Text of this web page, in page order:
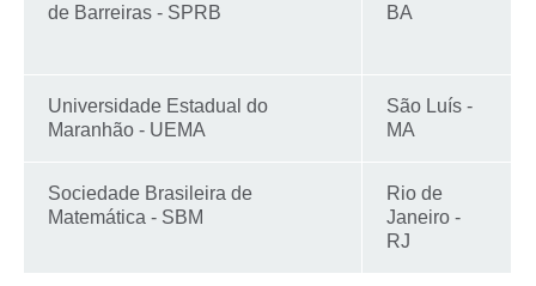
de Barreiras - SPRB
BA
Universidade Estadual do
Maranhão - UEMA
São Luís -
MA
Sociedade Brasileira de
Matemática - SBM
Rio de
Janeiro -
RJ